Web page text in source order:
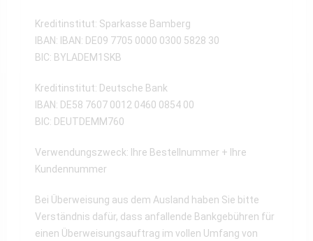
Kreditinstitut: Sparkasse Bamberg
IBAN: IBAN: DE09 7705 0000 0300 5828 30
BIC: BYLADEM1SKB
Kreditinstitut: Deutsche Bank
IBAN: DE58 7607 0012 0460 0854 00
BIC: DEUTDEMM760
Verwendungszweck: Ihre Bestellnummer + Ihre
Kundennummer
Bei Überweisung aus dem Ausland haben Sie bitte
Verständnis dafür, dass anfallende Bankgebühren für
einen Überweisungsauftrag im vollen Umfang von